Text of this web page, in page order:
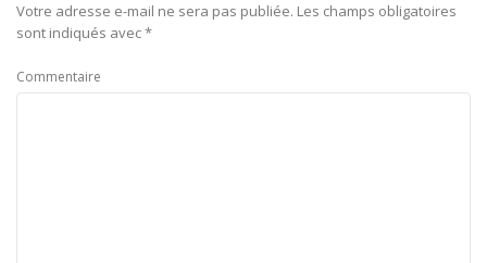
Votre adresse e-mail ne sera pas publiée. Les champs obligatoires
sont indiqués avec*
Commentaire